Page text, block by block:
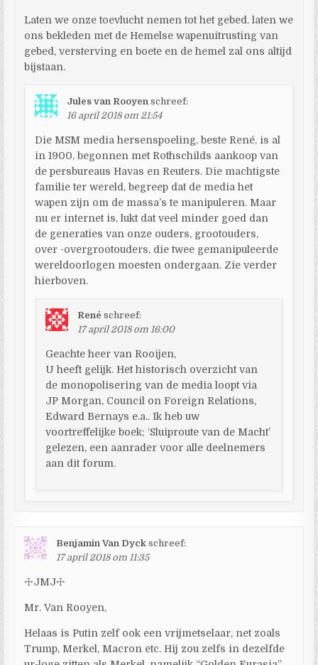
Laten we onze toevlucht nemen tot het gebed. laten we
ons bekleden met de Hemelse wapenuitrusting van
gebed, versterving en boete en de hemel zal ons altijd
bijstaan.
Jules van Rooyen schreef:
16 april 2018 om 21:54
Die MSM media hersenspoeling, beste René, is al
in 1900, begonnen met Rothschilds aankoop van
de persbureaus Havas en Reuters. Die machtigste
familie ter wereld, begreep dat de media het
wapen zijn om de massa’s te manipuleren. Maar
nu er internet is, lukt dat veel minder goed dan
de generaties van onze ouders, grootouders,
over -overgrootouders, die twee gemanipuleerde
wereldoorlogen moesten ondergaan. Zie verder
hierboven.
René schreef:
17 april 2018 om 16:00
Geachte heer van Rooijen,
U heeft gelijk. Het historisch overzicht van
de monopolisering van de media loopt via
JP Morgan, Council on Foreign Relations,
Edward Bernays e.a.. Ik heb uw
voortreffelijke boek; ‘Sluiproute van de Macht’
gelezen, een aanrader voor alle deelnemers
aan dit forum.
Benjamin Van Dyck schreef:
17 april 2018 om 11:35
☩JMJ☩
Mr. Van Rooyen,
Helaas is Putin zelf ook een vrijmetselaar, net zoals
Trump, Merkel, Macron etc. Hij zou zelfs in dezelfde